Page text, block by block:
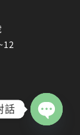
話
Open